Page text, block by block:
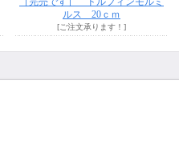
ルス 20ｃｍ
[ご注文承ります！]